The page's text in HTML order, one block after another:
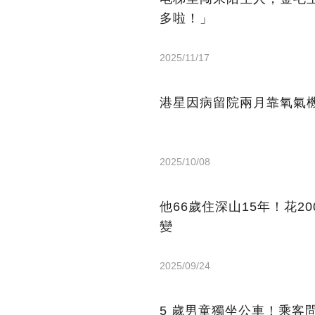
多啦！」
2025/11/17
港星因病留院兩月靠氧氣
2025/10/08
他66歲住深山15年！花
變
2025/09/24
5 歲男童獨坐公車！乘客